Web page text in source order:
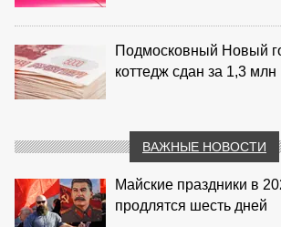
Подмосковный Новый
коттедж сдан за 1,3 млн
ВАЖНЫЕ НОВОСТИ
Майские праздники в
продлятся шесть дней